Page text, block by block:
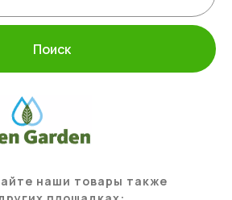
Поиск
наши товары также